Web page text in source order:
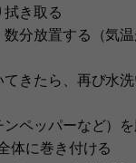
き取る
分放置する（気
きたら、再び水
ペッパーなど）
体に巻き付ける